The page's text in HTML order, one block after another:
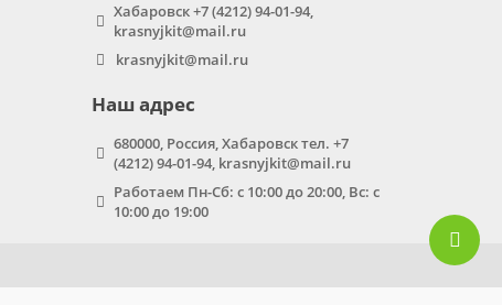
Хабаровск +7 (4212) 94-01-94,
krasnyjkit@mail.ru
krasnyjkit@mail.ru
Наш адрес
680000, Россия, Хабаровск тел. +7
(4212) 94-01-94, krasnyjkit@mail.ru
Работаем Пн-Сб: с 10:00 до 20:00, Вс: с
10:00 до 19:00